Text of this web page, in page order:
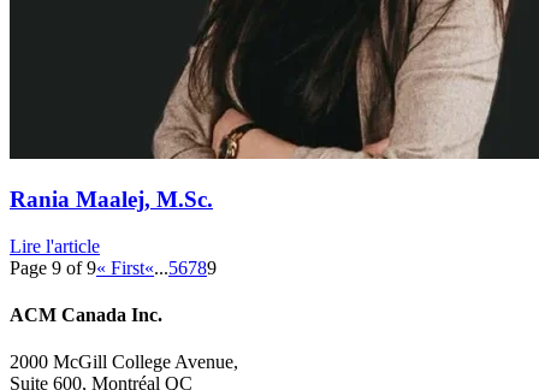
Rania Maalej, M.Sc.
Lire l'article
Page 9 of 9« First«...56789
ACM Canada Inc.
2000 McGill College Avenue,
Suite 600, Montréal QC